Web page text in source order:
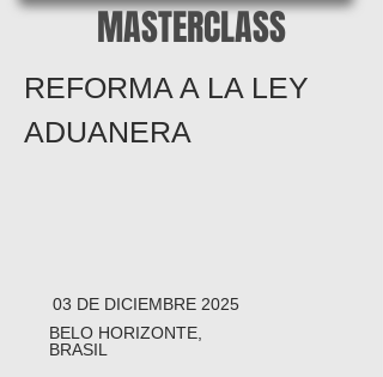
MASTERCLASS
REFORMA A LA LEY
ADUANERA
03 DE DICIEMBRE 2025
BELO HORIZONTE,
BRASIL